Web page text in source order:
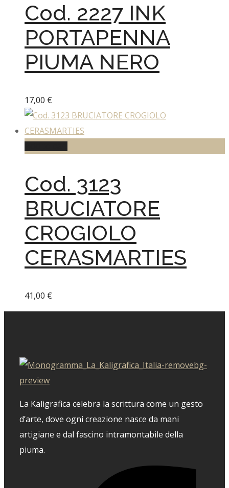
Cod. 2227 INK
PORTAPENNA
PIUMA NERO
17,00 €
Cod. 3123
BRUCIATORE
CROGIOLO
CERASMARTIES
41,00 €
La Kaligrafica celebra la scrittura come un gesto
d’arte, dove ogni creazione nasce da mani
artigiane e dal fascino intramontabile della
piuma.